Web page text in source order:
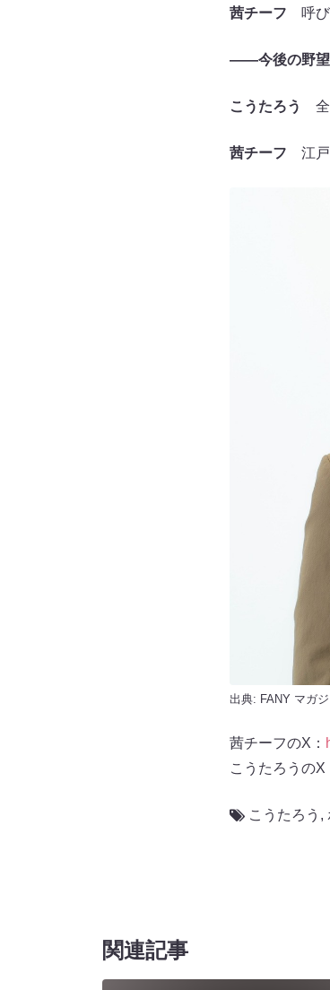
茜チーフ 呼び
——今後の野望
こうたろう 全
茜チーフ 江戸
出典: FANY マガ
茜チーフのX：
こうたろうのX
こうたろう ,
関連記事